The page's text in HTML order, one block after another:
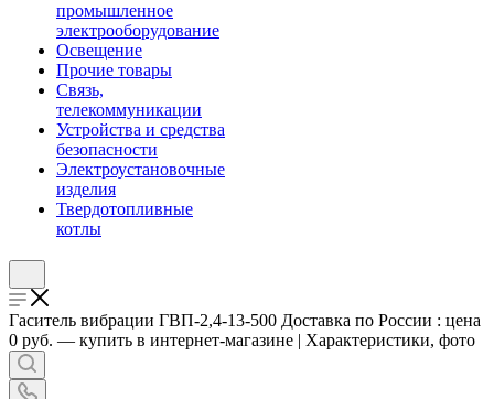
промышленное
электрооборудование
Освещение
Прочие товары
Связь,
телекоммуникации
Устройства и средства
безопасности
Электроустановочные
изделия
Твердотопливные
котлы
Гаситель вибрации ГВП-2,4-13-500 Доставка по России : цена
0 руб. — купить в интернет-магазине | Характеристики, фото